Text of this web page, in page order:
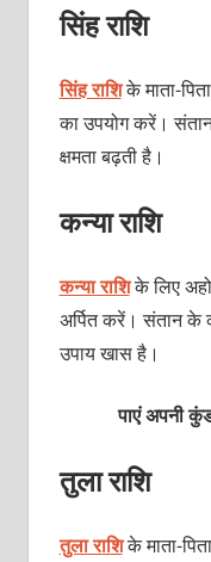
सिंह राशि
सिंह राशिके माता-
का उपयोग करें।
क्षमता बढ़ती है।
कन्या राशि
कन्या राशिके लिए
अर्पित करें। संतान के
उपाय खास है।
पाएं अपनी
तुला राशि
तुला राशिके माता-